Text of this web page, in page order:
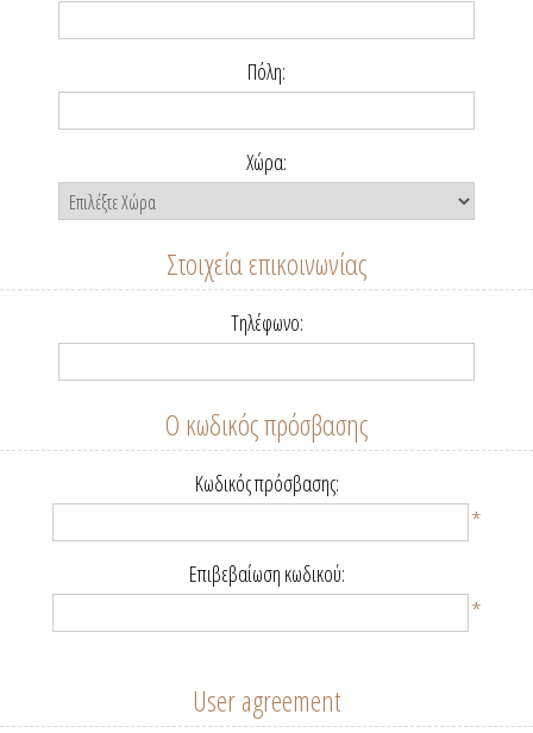
Πόλη:
Χώρα:
Στοιχεία επικοινωνίας
Τηλέφωνο:
Ο κωδικός πρόσβασης
Κωδικός πρόσβασης:
*
Επιβεβαίωση κωδικού:
*
User agreement